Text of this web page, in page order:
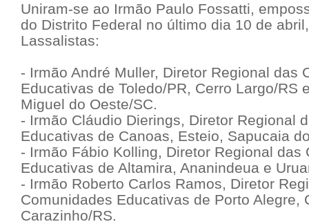
Uniram-se ao Irmão Paulo Fossatti,
do Distrito Federal no último dia 10 de
Lassalistas:
- Irmão André Muller, Diretor Regional das
Educativas de Toledo/PR, Cerro Largo/RS
Miguel do Oeste/SC.
- Irmão Cláudio Dierings, Diretor Regional
Educativas de Canoas, Esteio, Sapucaia
- Irmão Fábio Kolling, Diretor Regional das
Educativas de Altamira, Ananindeua e
- Irmão Roberto Carlos Ramos, Diretor
Comunidades Educativas de Porto Alegre,
Carazinho/RS.